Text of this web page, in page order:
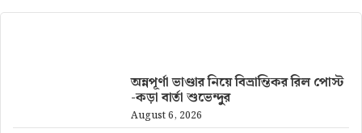
অন্নপূর্ণা ভাণ্ডার নিয়ে বিভ্রান্তিকর রিল পোস্ট
-কড়া বার্তা শুভেন্দুর
August 6, 2026